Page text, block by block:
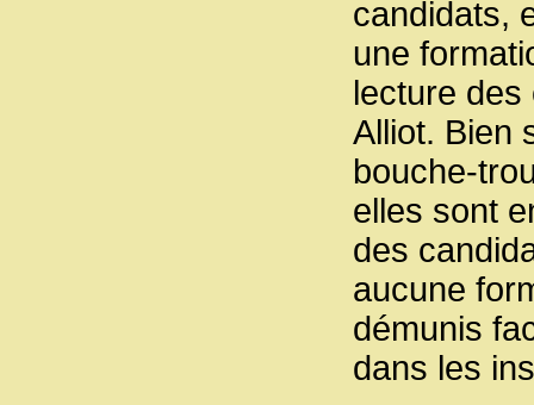
candidats,
une
lecture
Alliot. Bien
bouche-
elles sont
des
aucune
démunis
dans les